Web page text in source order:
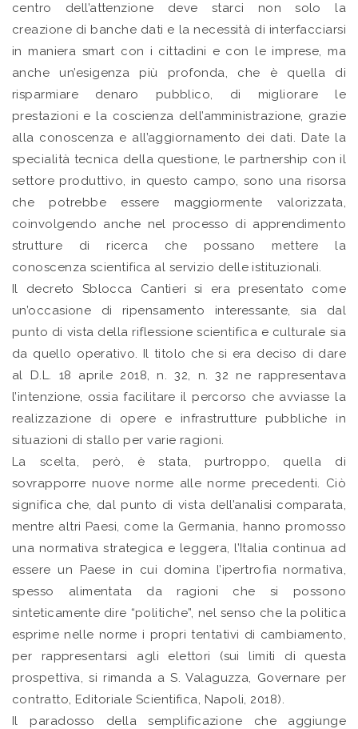
centro dell’attenzione deve starci non solo la
creazione di banche dati e la necessità di interfacciarsi
in maniera smart con i cittadini e con le imprese, ma
anche un’esigenza più profonda, che è quella di
risparmiare denaro pubblico, di migliorare le
prestazioni e la coscienza dell’amministrazione, grazie
alla conoscenza e all’aggiornamento dei dati. Date la
specialità tecnica della questione, le partnership con il
settore produttivo, in questo campo, sono una risorsa
che potrebbe essere maggiormente valorizzata,
coinvolgendo anche nel processo di apprendimento
strutture di ricerca che possano mettere la
conoscenza scientifica al servizio delle istituzionali.
Il decreto Sblocca Cantieri si era presentato come
un’occasione di ripensamento interessante, sia dal
punto di vista della riflessione scientifica e culturale sia
da quello operativo. Il titolo che si era deciso di dare
al D.L. 18 aprile 2018, n. 32, n. 32 ne rappresentava
l’intenzione, ossia facilitare il percorso che avviasse la
realizzazione di opere e infrastrutture pubbliche in
situazioni di stallo per varie ragioni.
La scelta, però, è stata, purtroppo, quella di
sovrapporre nuove norme alle norme precedenti. Ciò
significa che, dal punto di vista dell’analisi comparata,
mentre altri Paesi, come la Germania, hanno promosso
una normativa strategica e leggera, l’Italia continua ad
essere un Paese in cui domina l’ipertrofia normativa,
spesso alimentata da ragioni che si possono
sinteticamente dire “politiche”, nel senso che la politica
esprime nelle norme i propri tentativi di cambiamento,
per rappresentarsi agli elettori (sui limiti di questa
prospettiva, si rimanda a S. Valaguzza, Governare per
contratto, Editoriale Scientifica, Napoli, 2018).
Il paradosso della semplificazione che aggiunge